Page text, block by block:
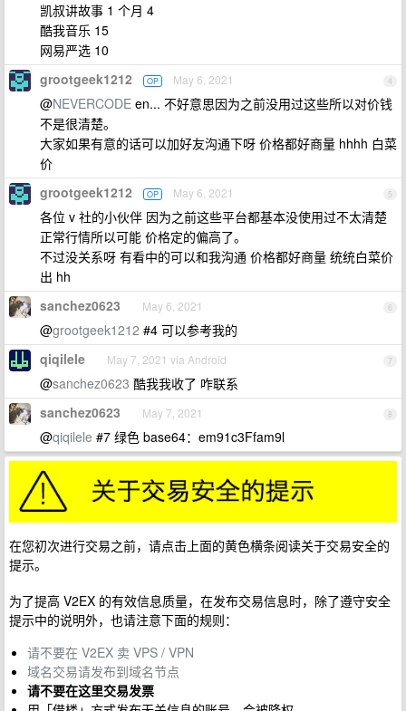
凯叔讲故事 1 个月 4
酷我音乐 15
网易严选 10
4
grootgeek1212 OP May 6, 2021
@NEVERCODE en... 不好意思因为之前没用过这些所以对价钱
不是很清楚。
大家如果有意的话可以加好友沟通下呀 价格都好商量 hhhh 白菜
价
5
grootgeek1212 OP May 6, 2021
各位 v 社的小伙伴 因为之前这些平台都基本没使用过不太清楚
正常行情所以可能 价格定的偏高了。
不过没关系呀 有看中的可以和我沟通 价格都好商量 统统白菜价
出 hh
6
sanchez0623 May 6, 2021
@grootgeek1212 #4 可以参考我的
7
qiqilele May 7, 2021 via Android
@sanchez0623 酷我我收了 咋联系
8
sanchez0623 May 7, 2021
@qiqilele #7 绿色 base64：em91c3Ffam9l
在您初次进行交易之前，请点击上面的黄色横条阅读关于交易安全的
提示。
为了提高 V2EX 的有效信息质量，在发布交易信息时，除了遵守安全
提示中的说明外，也请注意下面的规则：
请不要在 V2EX 卖 VPS / VPN
域名交易请发布到域名节点
请不要在这里交易发票